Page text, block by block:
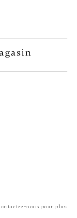
nous pour plus